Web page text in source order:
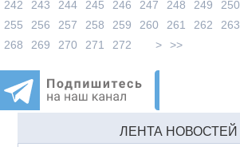
242
243 244 245 246 247 248 249 250
255
256 257 258 259 260 261 262 263
268
269 270 271 272 > >>
ЛЕНТА НОВОСТЕЙ